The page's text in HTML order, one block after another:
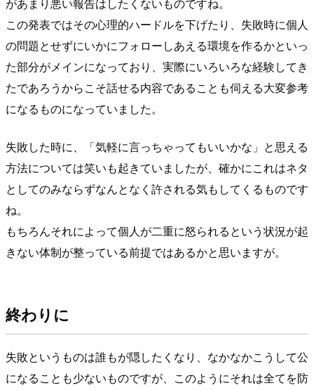
があまり悪い報告はしたくないものですね。
この発表ではその心理的ハードルを下げたり、失敗時に個人
の問題とせずにいかにフォローしあえる環境を作るかといっ
た部分がメインになっており、実際にいろいろな経験してき
たであろうからこそ話せる内容であることも伺える大変参考
になるものになっていました。
失敗した時に、「気軽に言っちゃってもいいかな」と思える
方法については笑いも起きていましたが、確かにこれはネタ
としてのみならずなんとなく許される気もしてくるものです
ね。
もちろんそれによって個人が二重に怒られるという状況が起
きない体制が整っている前提ではあるかと思いますが。
終わりに
失敗というものは誰もが隠したくなり、なかなかこうして公
になることも少ないものですが、このようにそれは全てを防